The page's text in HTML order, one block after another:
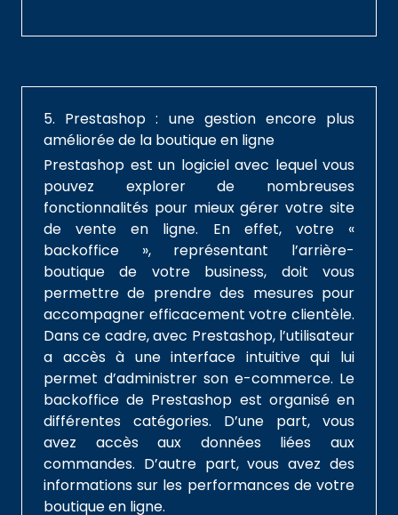
5. Prestashop : une gestion encore plus
améliorée de la boutique en ligne
Prestashop est un logiciel avec lequel vous
pouvez explorer de nombreuses
fonctionnalités pour mieux gérer votre site
de vente en ligne. En effet, votre «
backoffice », représentant l’arrière-
boutique de votre business, doit vous
permettre de prendre des mesures pour
accompagner efficacement votre clientèle.
Dans ce cadre, avec Prestashop, l’utilisateur
a accès à une interface intuitive qui lui
permet d’administrer son e-commerce. Le
backoffice de Prestashop est organisé en
différentes catégories. D’une part, vous
avez accès aux données liées aux
commandes. D’autre part, vous avez des
informations sur les performances de votre
boutique en ligne.